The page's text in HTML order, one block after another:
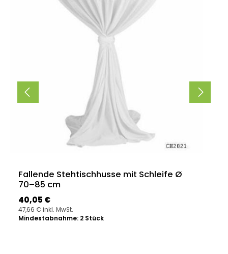
Fallende Stehtischhusse mit Schleife Ø
70–85 cm
Regulärer Preis:
40,05 €
47,66 € inkl. MwSt.
Mindestabnahme: 2 Stück